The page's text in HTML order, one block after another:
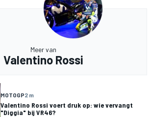
Meer van
Valentino Rossi
MOTOGP2 m
Valentino Rossi voert druk op: wie vervangt
"Diggia" bij VR46?